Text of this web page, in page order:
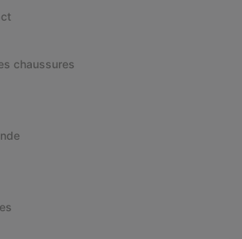
chaussures